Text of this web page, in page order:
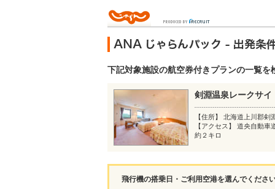
下記対象施設の航空券付きプランの一覧を
剣淵温泉レークサ
【住所】 北海道上川郡剣
【アクセス】 道央自動
約２キロ
飛行機の搭乗日・ご利用空港を選んでくださ